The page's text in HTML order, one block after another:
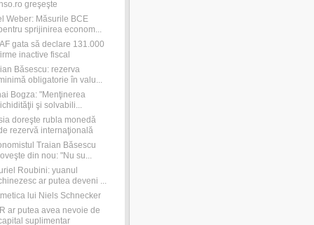
greşeşte
Weber: Măsurile BCE
sprijinirea econom...
gata să declare 131.000
inactive fiscal
Băsescu: rezerva
obligatorie în valu...
Bogza: "Menţinerea
şi solvabili...
doreşte rubla monedă
rezervă internaţională
Traian Băsescu
din nou: "Nu su...
Roubini: yuanul
ar putea deveni ...
lui Niels Schnecker
ar putea avea nevoie de
suplimentar